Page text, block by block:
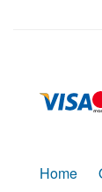
Home